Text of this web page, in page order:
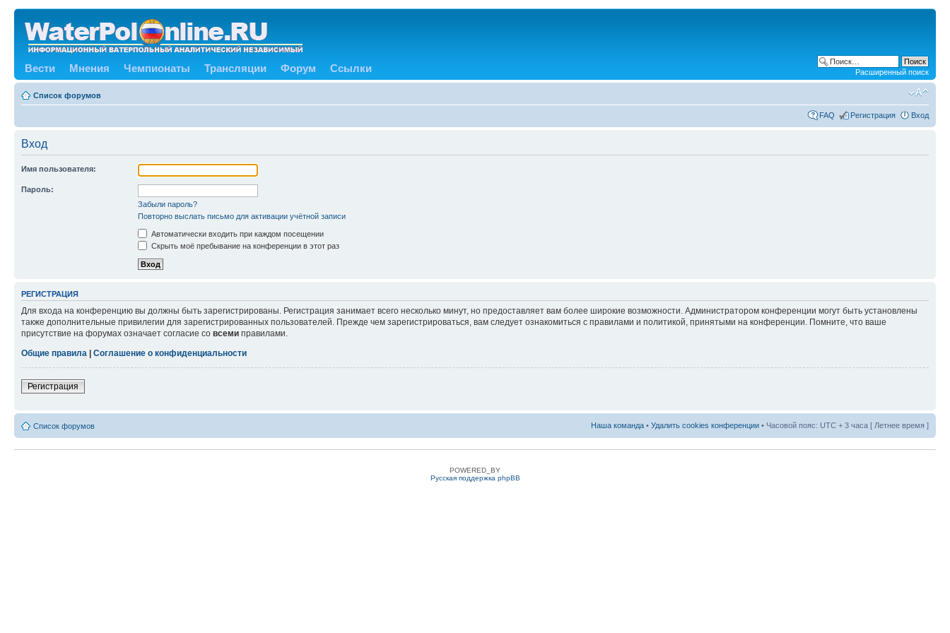
Вести Мнения Чемпионаты Трансляции Форум Ссылки Расширенный поиск
Список форумов
FAQ Регистрация Вход
Вход
Имя пользователя:
Пароль:
Забыли пароль?
Повторно выслать письмо для активации учётной записи
Автоматически входить при каждом посещении
Скрыть моё пребывание на конференции в этот раз
РЕГИСТРАЦИЯ
Для входа на конференцию вы должны быть зарегистрированы. Регистрация занимает всего несколько минут, но предоставляет вам более широкие возможности. Администратором конференции могут быть установлены
также дополнительные привилегии для зарегистрированных пользователей. Прежде чем зарегистрироваться, вам следует ознакомиться с правилами и политикой, принятыми на конференции. Помните, что ваше
присутствие на форумах означает согласие со всеми правилами.
Общие правила | Соглашение о конфиденциальности
Регистрация
Список форумов Наша команда • Удалить cookies конференции • Часовой пояс: UTC + 3 часа [ Летнее время ]
POWERED_BY
Русская поддержка phpBB